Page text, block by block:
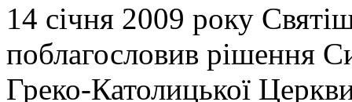
14 січня 2009 року
поблагословив рішення
Греко-Католицької